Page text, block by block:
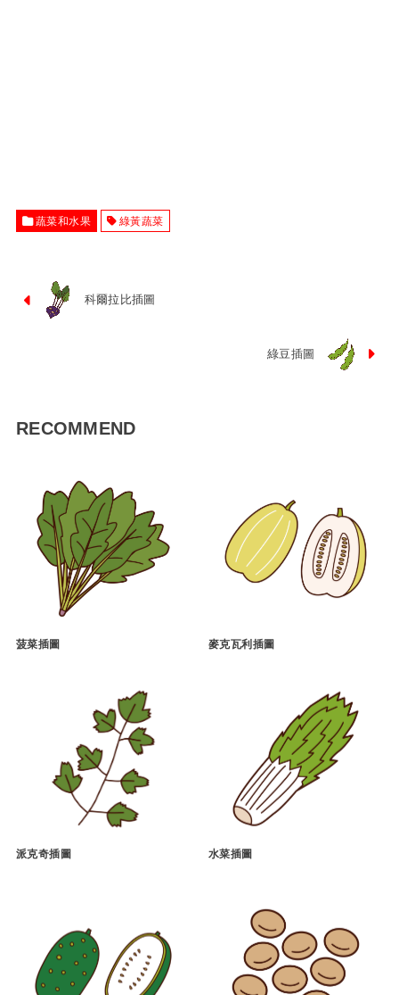
蔬菜和水果 綠黃蔬菜
科爾拉比插圖
綠豆插圖
RECOMMEND
菠菜插圖 麥克瓦利插圖
派克奇插圖 水菜插圖